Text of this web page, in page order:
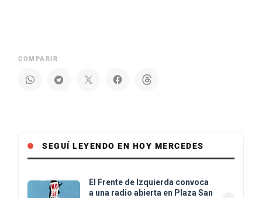
COMPARIR
SEGUÍ LEYENDO EN HOY MERCEDES
El Frente de Izquierda convoca
a una radio abierta en Plaza San